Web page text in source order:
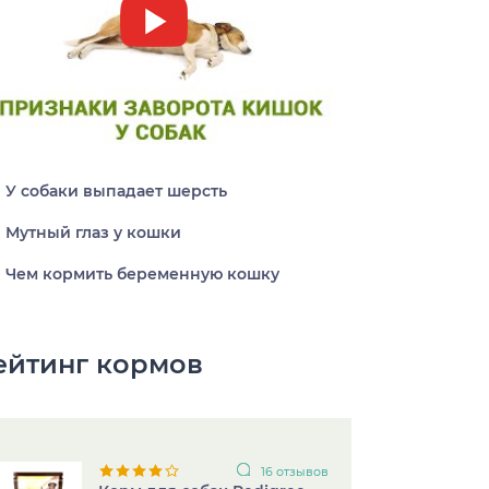
Заворот кишок у собак
У собаки выпадает шерсть
Мутный глаз у кошки
Чем кормить беременную кошку
кормов
16 отзывов